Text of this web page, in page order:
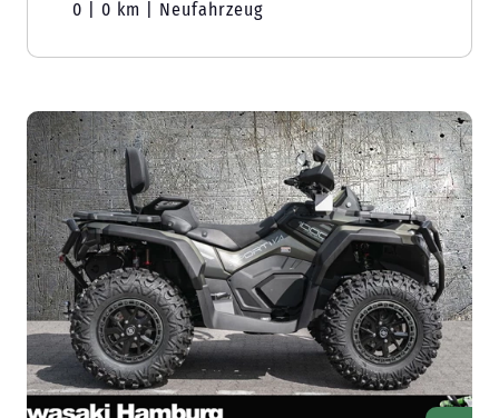
0 | 0 km | Neufahrzeug